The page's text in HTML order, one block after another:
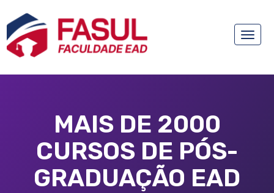
Toggle
MAIS DE 2000
CURSOS DE PÓS-
GRADUAÇÃO EAD